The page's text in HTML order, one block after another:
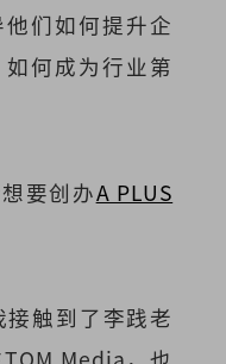
们如何提升企
何成为行业第
要创办A PLUS
触到了李践老